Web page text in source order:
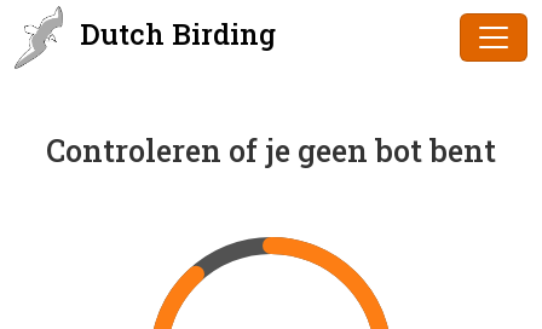
Dutch Birding
Controleren of je geen bot bent